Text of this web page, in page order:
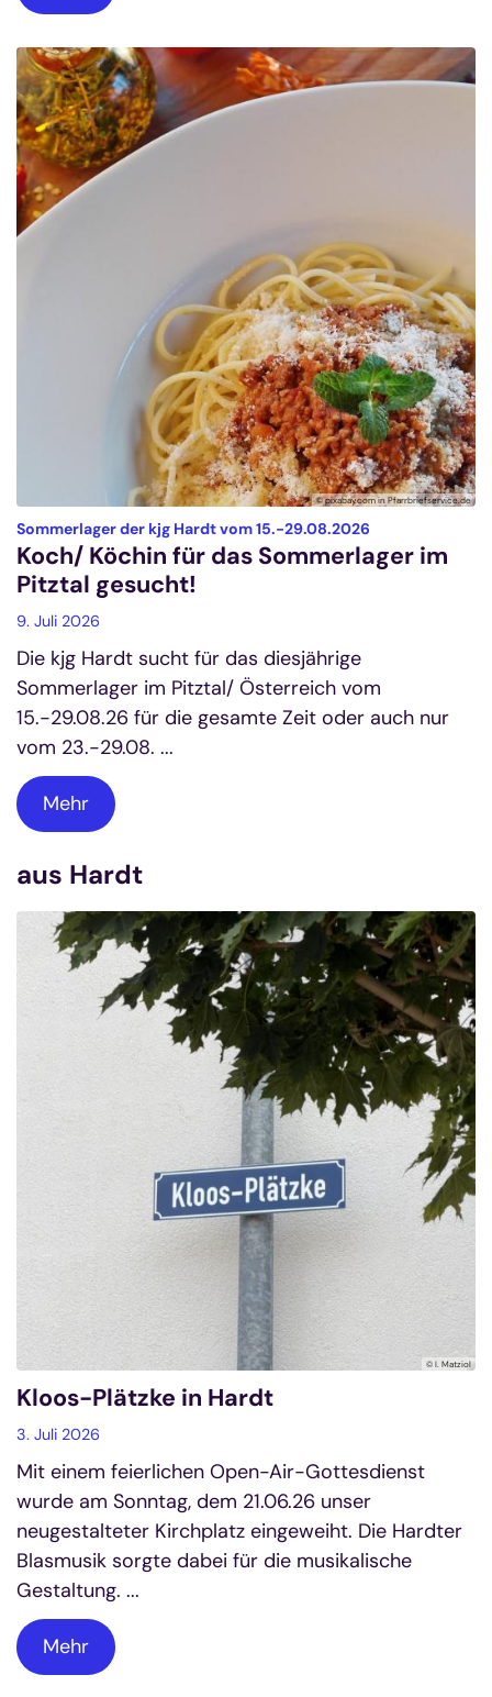
© pixabay.com in Pfarrbriefservice.de
Sommerlager der kjg Hardt vom 15.-29.08.2026
Koch/ Köchin für das Sommerlager im
Pitztal gesucht!
9. Juli 2026
Die kjg Hardt sucht für das diesjährige
Sommerlager im Pitztal/ Österreich vom
15.-29.08.26 für die gesamte Zeit oder auch nur
vom 23.-29.08. ...
Mehr
aus Hardt
© I. Matziol
Kloos-Plätzke in Hardt
3. Juli 2026
Mit einem feierlichen Open-Air-Gottesdienst
wurde am Sonntag, dem 21.06.26 unser
neugestalteter Kirchplatz eingeweiht. Die Hardter
Blasmusik sorgte dabei für die musikalische
Gestaltung. ...
Mehr